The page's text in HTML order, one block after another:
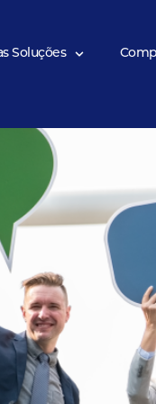
Soluções
aos